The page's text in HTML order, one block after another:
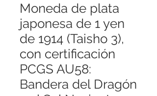
Moneda de plata
japonesa de 1 yen
de 1914 (Taisho 3),
con certificación
PCGS AU58:
Bandera del Dragón